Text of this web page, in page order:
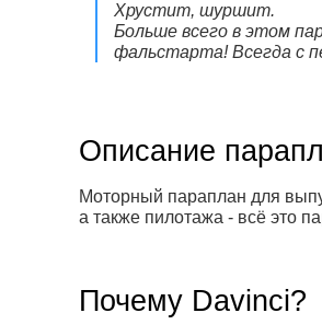
Хрустит, шуршит.
Больше всего в этом
фальстарта! Всегда с
Описание
Моторный параплан для
а также пилотажа - всё это
Почему Davinci?